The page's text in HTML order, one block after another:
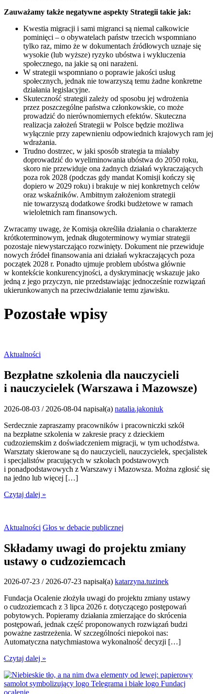
Zauważamy także negatywne aspekty Strategii takie jak:
Kwestia migracji i sami migranci są niemal całkowicie
pominięci – o obywatelach państw trzecich wspomniano
tylko raz, mimo że w dokumentach źródłowych uznaje się
wysokie (lub wyższe) ryzyko ubóstwa i wykluczenia
społecznego, na jakie są oni narażeni.
W strategii wspomniano o poprawie jakości usług
społecznych, jednak nie towarzyszą temu żadne konkretne
działania legislacyjne.
Skuteczność strategii zależy od sposobu jej wdrożenia
przez poszczególne państwa członkowskie, co może
prowadzić do nierównomiernych efektów. Skuteczna
realizacja założeń Strategii w Polsce będzie możliwa
wyłącznie przy zapewnieniu odpowiednich krajowych ram jej
wdrażania.
Trudno dostrzec, w jaki sposób strategia ta miałaby
doprowadzić do wyeliminowania ubóstwa do 2050 roku,
skoro nie przewiduje ona żadnych działań wykraczających
poza rok 2028 (podczas gdy mandat Komisji kończy się
dopiero w 2029 roku) i brakuje w niej konkretnych celów
oraz wskaźników. Ambitnym założeniom strategii
nie towarzyszą dodatkowe środki budżetowe w ramach
wieloletnich ram finansowych.
Zwracamy uwagę, że Komisja określiła działania o charakterze
krótkoterminowym, jednak długoterminowy wymiar strategii
pozostaje niewystarczająco rozwinięty. Dokument nie przewiduje
nowych źródeł finansowania ani działań wykraczających poza
początek 2028 r. Ponadto ujmuje problem ubóstwa głównie
w kontekście konkurencyjności, a dyskryminację wskazuje jako
jedną z jego przyczyn, nie przedstawiając jednocześnie rozwiązań
ukierunkowanych na przeciwdziałanie temu zjawisku.
Pozostałe wpisy
Aktualności
Bezpłatne szkolenia dla nauczycieli
i nauczycielek (Warszawa i Mazowsze)
2026-08-03 / 2026-08-04 napisał(a) natalia.jakoniuk
Serdecznie zapraszamy pracowników i pracowniczki szkół
na bezpłatne szkolenia w zakresie pracy z dzieckiem
cudzoziemskim z doświadczeniem migracji, w tym uchodźstwa.
Warsztaty skierowane są do nauczycieli, nauczycielek, specjalistek
i specjalistów pracujących w szkołach podstawowych
i ponadpodstawowych z Warszawy i Mazowsza. Można zgłosić się
na jedno lub więcej […]
Czytaj dalej »
Aktualności Głos w debacie publicznej
Składamy uwagi do projektu zmiany
ustawy o cudzoziemcach
2026-07-23 / 2026-07-23 napisał(a) katarzyna.tuzinek
Fundacja Ocalenie złożyła uwagi do projektu zmiany ustawy
o cudzoziemcach z 3 lipca 2026 r. dotyczącego postępowań
pobytowych. Popieramy działania zmierzające do skrócenia
postępowań, jednak część proponowanych rozwiązań budzi
poważne zastrzeżenia. W szczególności niepokoi nas:
Automatyczna natychmiastowa wykonalność decyzji […]
Czytaj dalej »